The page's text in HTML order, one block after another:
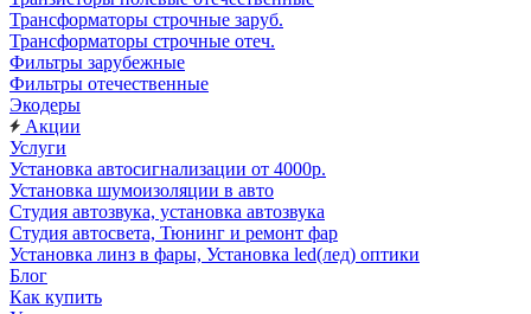
Трансформаторы строчные заруб.
Трансформаторы строчные отеч.
Фильтры зарубежные
Фильтры отечественные
Экодеры
Акции
Услуги
Установка автосигнализации от 4000р.
Установка шумоизоляции в авто
Студия автозвука, установка автозвука
Студия автосвета, Тюнинг и ремонт фар
Установка линз в фары, Установка led(лед) оптики
Блог
Как купить